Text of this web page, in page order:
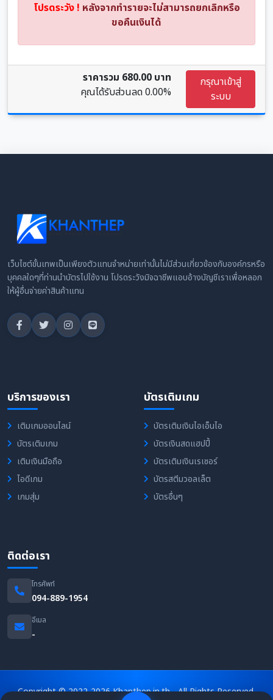
โปรดระวัง ! หลังจากทำรายจะไม่สามารถยกเลิกหรือ
ขอคืนเงินได้
ราคารวม 680.00 บาท
คุณได้รับส่วนลด0.00%
กรุณาเข้าสู่
ระบบ
เว็บไซต์ขั้นเทพเป็นเพียงตัวแทนจำหน่ายเท่านั้นไม่มีส่วนเกี่ยวข้องกับองค์กรหรือ
บุคคลใดๆที่ท่านนำบัตรไปใช้งาน โปรดระวังมิจฉาชีพแอบอ้างบัญชีเราเพื่อหลอก
ให้ผู้อื่นจ่ายค่าสินค้าแทน
บริการของเรา
เติมเกมออนไลน์
บัตรเติมเกม
เติมเงินมือถือ
ไอดีเกม
เกมสุ่ม
บัตรเติมเกม
บัตรเติมเงินไอเอ็นไอ
บัตรเงินสดแฮปปี้
บัตรเติมเงินเรเซอร์
บัตรสตีมวอลเล็ต
บัตรอื่นๆ
ติดต่อเรา
โทรศัพท์
094-889-1954
อีเมล
-
Copyright © 2022-2026 Khanthep.in.th - All Rights Reserved.